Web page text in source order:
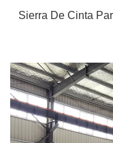
Sierra De Cinta